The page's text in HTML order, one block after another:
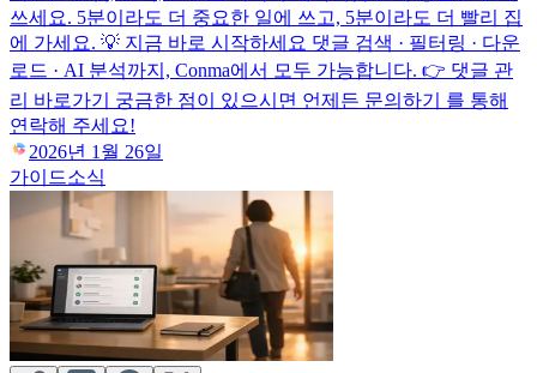
쓰세요. 5분이라도 더 중요한 일에 쓰고, 5분이라도 더 빨리 집
에 가세요. 💡 지금 바로 시작하세요 댓글 검색 · 필터링 · 다운
로드 · AI 분석까지, Conma에서 모두 가능합니다. 👉 댓글 관
리 바로가기 궁금한 점이 있으시면 언제든 문의하기 를 통해
연락해 주세요!
2026년 1월 26일
가이드소식